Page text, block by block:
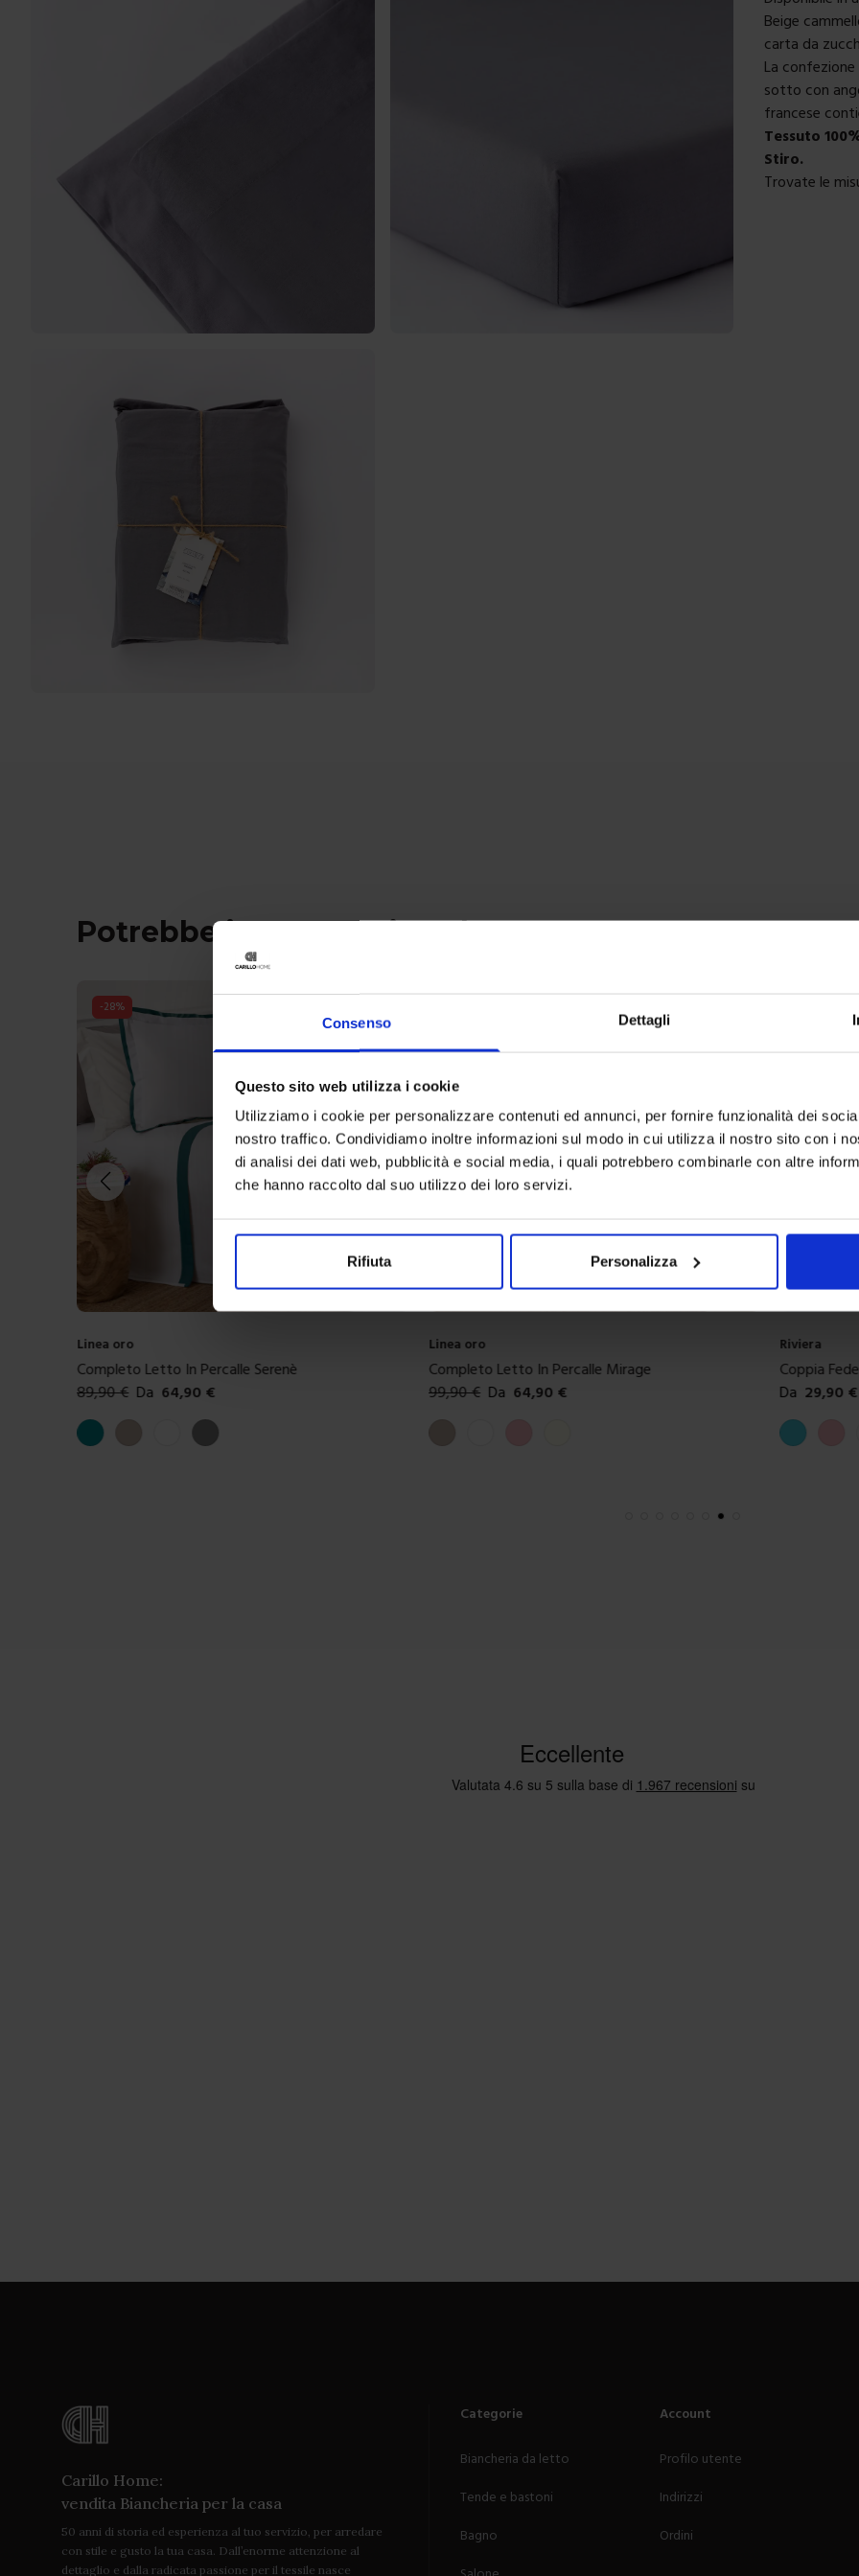
Consenso Dettagli
Questo sito web utilizza i cookie
Utilizziamo i cookie per personalizzare contenuti ed annunci, per fornire funzionalità dei
nostro traffico. Condividiamo inoltre informazioni sul modo in cui utilizza il nostro sito con i
di analisi dei dati web, pubblicità e social media, i quali potrebbero combinarle con altre
che hanno raccolto dal suo utilizzo dei loro servizi.
Rifiuta Personalizza
Beige
carta da
La
sotto con
francese
Tessuto
Stiro.
Trovate le
Potrebbe interessarti anche
-28%
Linea oro
Completo Letto In Percalle Serenè
89,90€ Da 64,90 €
Colori disponibili
Ottanio Tortora BiancoGrigio
Linea oro
Completo Letto In Percalle Mirage
99,90€ Da 64,90 €
Colori disponibili
Tortora
Riviera
Coppia
Da 29,90 €
Colori
Azzurro
Carillo Home:
vendita Biancheria per la casa
50 anni di storia ed esperienza al tuo servizio, per arredare
con stile e gusto la tua casa. Dall’enorme attenzione al
dettaglio e dalla radicata passione per il tessile nasce
Categorie
Biancheria da letto
Tende e bastoni
Bagno
Account
Profilo utente
Indirizzi
Ordini